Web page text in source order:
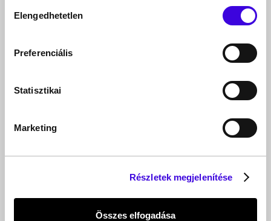
kiválasztása
Elengedhetetlen
Preferenciális
Statisztikai
Marketing
Részletek megjelenítése
Összes elfogadása